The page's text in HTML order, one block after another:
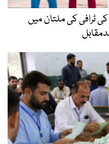
نیشنل چیمپیئنز کپ 27-2026 کی ٹرافی کی ملتان میں